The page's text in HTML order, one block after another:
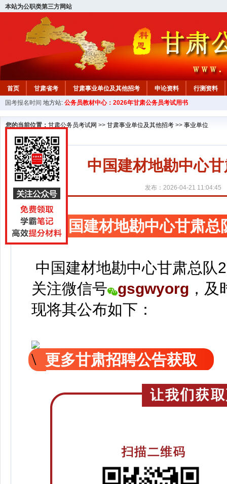
本站为公职类第三方网站
首页 甘肃省考 甘肃事业单位及其他招考 申论资料
行测资料
国考报名时间 地方站: 公务员教材中心：2026年甘肃公务员考试用书
您的当前位置： 甘肃公务员考试网 >> 甘肃事业单位及其他招考 >> 事业单位
中国建材地勘中心
发布：2026-04-21 11:04:45
中国建材地勘中心甘肃总
中国建材地勘中心甘肃总队
关注微信号 gsgwyorg ， 及
现将其公布如下：
更多甘肃招聘公告获取